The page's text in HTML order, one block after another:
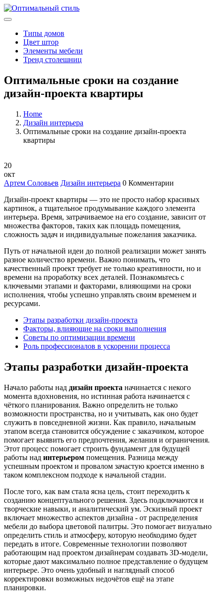
Типы домов
Цвет штор
Элементы мебели
Тренд столешниц
Оптимальные сроки на создание
дизайн-проекта квартиры
Home
Дизайн интерьера
Оптимальные сроки на создание дизайн-проекта
квартиры
20
окт
Артем Соловьев Дизайн интерьера 0 Комментарии
Дизайн-проект квартиры — это не просто набор красивых
картинок, а тщательное продумывание каждого элемента
интерьера. Время, затрачиваемое на его создание, зависит от
множества факторов, таких как площадь помещения,
сложность задач и индивидуальные пожелания заказчика.
Путь от начальной идеи до полной реализации может занять
разное количество времени. Важно понимать, что
качественный проект требует не только креативности, но и
времени на проработку всех деталей. Познакомьтесь с
ключевыми этапами и факторами, влияющими на сроки
исполнения, чтобы успешно управлять своим временем и
ресурсами.
Этапы разработки дизайн-проекта
Факторы, влияющие на сроки выполнения
Советы по оптимизации времени
Роль профессионалов в ускорении процесса
Этапы разработки дизайн-проекта
Начало работы над дизайн проекта начинается с некого
момента вдохновения, но истинная работа начинается с
чёткого планирования. Важно определить не только
возможности пространства, но и учитывать, как оно будет
служить в повседневной жизни. Как правило, начальным
этапом всегда становится обсуждение с заказчиком, которое
помогает выявить его предпочтения, желания и ограничения.
Этот процесс помогает строить фундамент для будущей
работы над интерьером помещения. Разница между
успешным проектом и провалом зачастую кроется именно в
таком комплексном подходе к начальной стадии.
После того, как вам стала ясна цель, стоит переходить к
созданию концептуального решения. Здесь подключаются и
творческие навыки, и аналитический ум. Эскизный проект
включает множество аспектов дизайна - от распределения
мебели до выбора цветовой палитры. Это помогает визуально
определить стиль и атмосферу, которую необходимо будет
передать в итоге. Современные технологии позволяют
работающим над проектом дизайнерам создавать 3D-модели,
которые дают максимально полное представление о будущем
интерьере. Это очень удобный и наглядный способ
корректировки возможных недочётов ещё на этапе
планировки.